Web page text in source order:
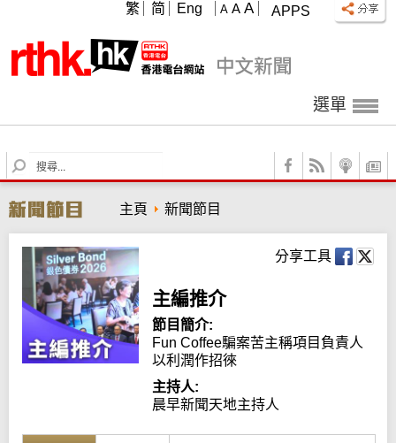
APPS
A A A
繁 简 Eng
選單
S
e
r
c
h
主頁 新聞節目
分享工具
主編推介
節目簡介:
Fun Coffee騙案苦主稱項目負責人
以利潤作招徠
主持人:
晨早新聞天地主持人